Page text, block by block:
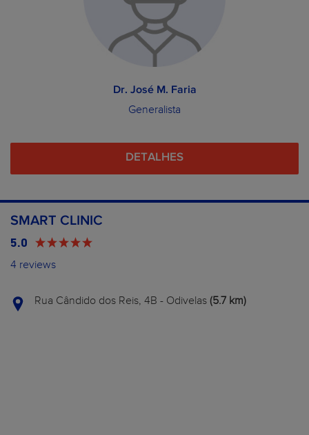
Dr. José M. Faria
Generalista
DETALHES
SMART CLINIC
5.0
4 reviews
Rua Cândido dos Reis, 4B - Odivelas (5.7 km)